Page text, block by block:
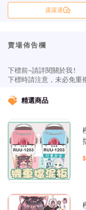
露露通
賣場佈告欄
下標前~請詳閱關於我!
下標時請注意，未必免重
單，讓我們能同意您進行
精選商品